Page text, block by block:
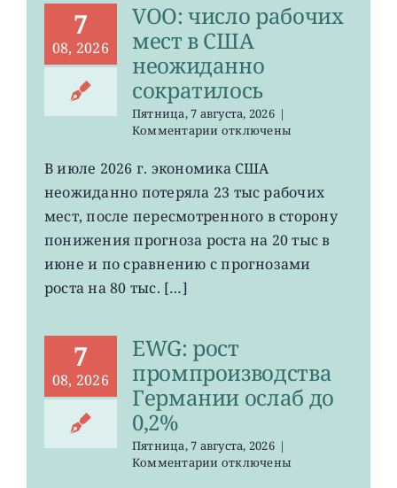
7
08, 2026
VOO: число рабочих
мест в США
неожиданно
сократилось
Пятница, 7 августа, 2026 |
Комментариик
VOO:
рабочих
мест
США
неожиданно
отключены
В июле 2026 г. экономика США
неожиданно потеряла 23 тыс рабочих
мест, после пересмотренного в сторону
понижения прогноза роста на 20 тыс в
июне и по сравнению с прогнозами
роста на 80 тыс. […]
7
08, 2026
EWG: рост
промпроизводства
Германии ослаб до
0,2%
Пятница, 7 августа, 2026 |
Комментариикотключены